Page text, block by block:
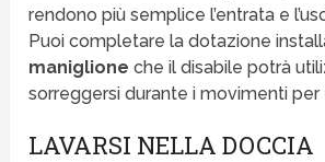
rendono più semplice l’entrata e
Puoi completare la dotazione
maniglione che il disabile potrà
sorreggersi durante i movimenti per
LAVARSI NELLA DOCCIA